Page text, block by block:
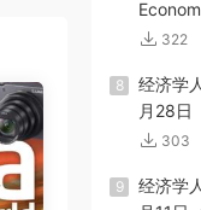
322
8
经济学
月28日
303
9
经济学